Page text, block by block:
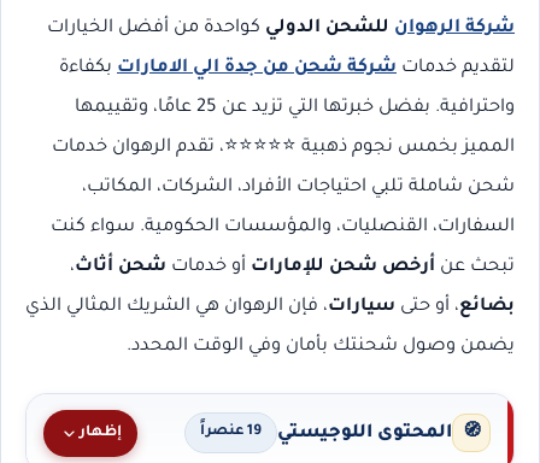
شركة الرهوان للشحن الدولي كواحدة من أفضل الخيارات
لتقديم خدمات شركة شحن من جدة الي الامارات بكفاءة
واحترافية. بفضل خبرتها التي تزيد عن 25 عامًا، وتقييمها
المميز بخمس نجوم ذهبية ⭐⭐⭐⭐⭐، تقدم الرهوان خدمات
شحن شاملة تلبي احتياجات الأفراد، الشركات، المكاتب،
السفارات، القنصليات، والمؤسسات الحكومية. سواء كنت
تبحث عن أرخص شحن للإمارات أو خدمات شحن أثاث،
بضائع، أو حتى سيارات، فإن الرهوان هي الشريك المثالي الذي
يضمن وصول شحنتك بأمان وفي الوقت المحدد.
🧭 المحتوى اللوجيستي 19 عنصراً إظهار